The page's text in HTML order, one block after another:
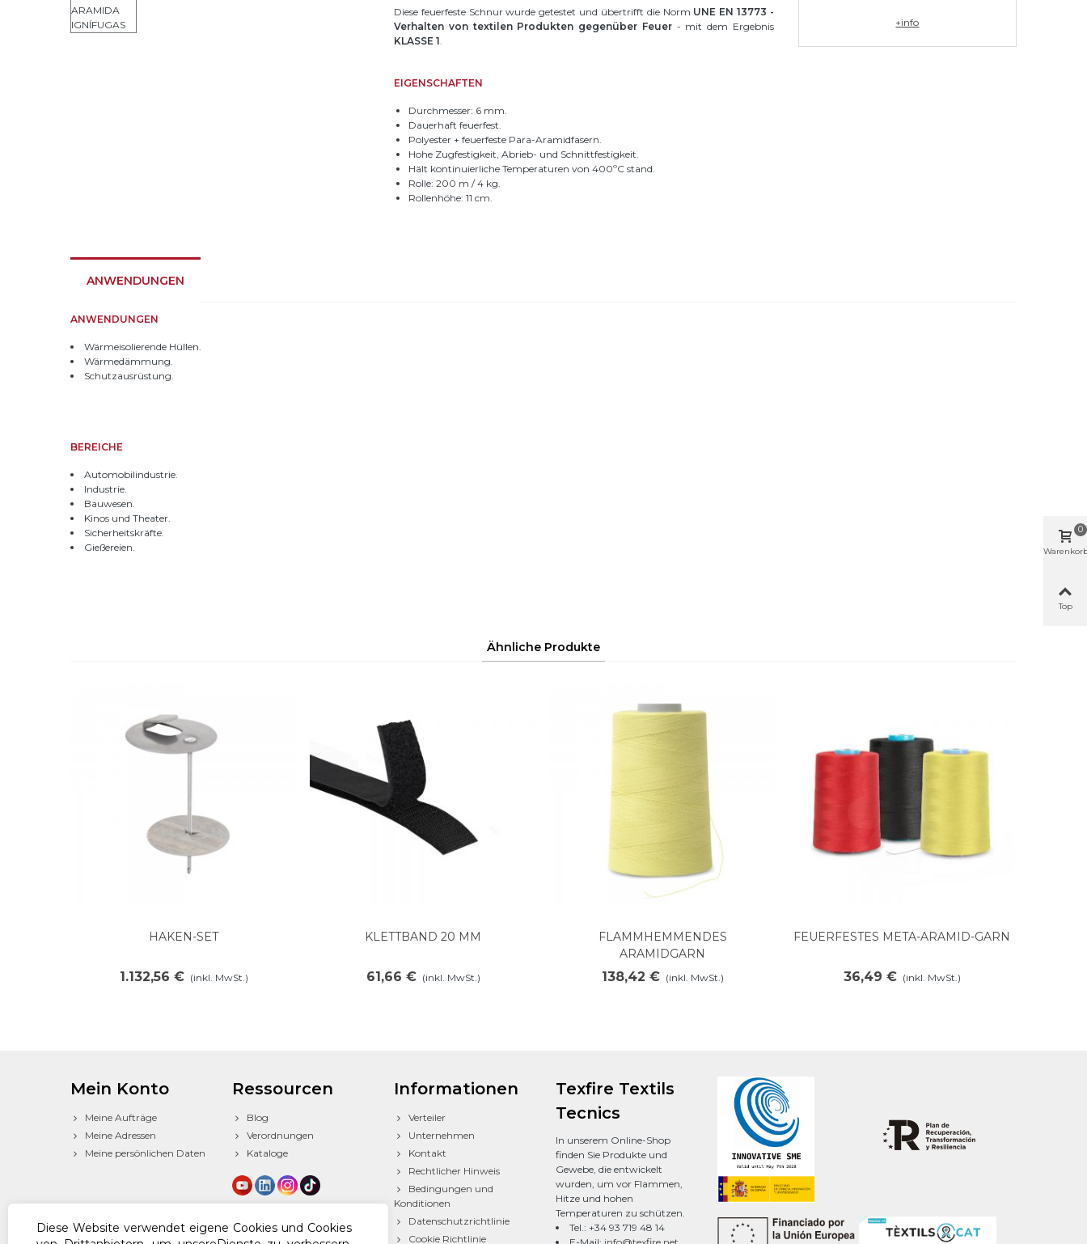
Diese Website verwendet eigene Cookies und Cookies
Diese feuerfeste Schnur wurde getestet und übertrifft die Norm UNE EN 13773 -
Verhalten von textilen Produkten gegenüber Feuer- mit dem Ergebnis
KLASSE 1.
EIGENSCHAFTEN
Durchmesser: 6 mm.
Dauerhaft feuerfest.
Polyester + feuerfeste Para-Aramidfasern.
Hohe Zugfestigkeit, Abrieb- und Schnittfestigkeit.
Hält kontinuierliche Temperaturen von 400ºC stand.
Rolle: 200 m / 4 kg.
Rollenhöhe: 11 cm.
+info
ANWENDUNGEN
ANWENDUNGEN
Wärmeisolierende Hüllen.
Wärmedämmung.
Schutzausrüstung.
BEREICHE
Automobilindustrie.
Industrie.
Bauwesen.
Kinos und Theater.
Sicherheitskräfte.
Gießereien.
Ähnliche Produkte
In den Warenkorb legen
HAKEN-SET
1.132,56 € (inkl. MwSt.)
In den Warenkorb legen
KLETTBAND 20 MM
61,66 € (inkl. MwSt.)
In den Warenkorb legen
FLAMMHEMMENDES
ARAMIDGARN
138,42 € (inkl. MwSt.)
In den Warenkorb legen
FEUERFESTES META-ARAMID-GARN
36,49 € (inkl. MwSt.)
Mein Konto
Meine Aufträge
Meine Adressen
Meine persönlichen Daten
Ressourcen
Blog
Verordnungen
Kataloge
Informationen
Verteiler
Unternehmen
Kontakt
Rechtlicher Hinweis
Bedingungen und
Konditionen
Datenschutzrichtlinie
Cookie Richtlinie
Texfire Textils
Tecnics
In unserem Online-Shop
finden Sie Produkte und
Gewebe, die entwickelt
wurden, um vor Flammen,
Hitze und hohen
Temperaturen zu schützen.
Tel.: +34 93 719 48 14
0
Top